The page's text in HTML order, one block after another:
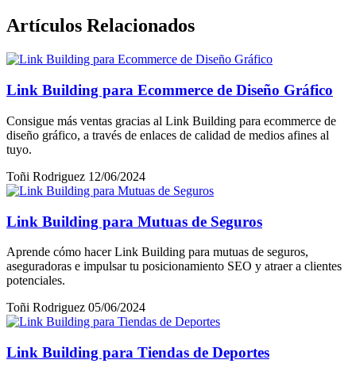
Artículos Relacionados
Link Building para Ecommerce de Diseño Gráfico
Consigue más ventas gracias al Link Building para ecommerce de
diseño gráfico, a través de enlaces de calidad de medios afines al
tuyo.
Toñi Rodriguez 12/06/2024
Link Building para Mutuas de Seguros
Aprende cómo hacer Link Building para mutuas de seguros,
aseguradoras e impulsar tu posicionamiento SEO y atraer a clientes
potenciales.
Toñi Rodriguez 05/06/2024
Link Building para Tiendas de Deportes